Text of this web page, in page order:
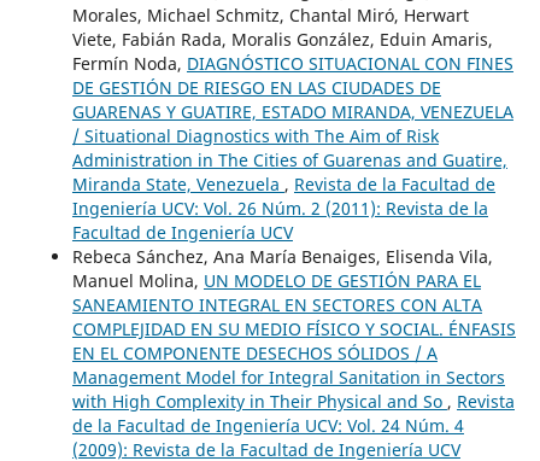
Morales, Michael Schmitz, Chantal Miró, Herwart
Viete, Fabián Rada, Moralis González, Eduin Amaris,
Fermín Noda, DIAGNÓSTICO SITUACIONAL CON FINES
DE GESTIÓN DE RIESGO EN LAS CIUDADES DE
GUARENAS Y GUATIRE, ESTADO MIRANDA, VENEZUELA
/ Situational Diagnostics with The Aim of Risk
Administration in The Cities of Guarenas and Guatire,
Miranda State, Venezuela , Revista de la Facultad de
Ingeniería UCV: Vol. 26 Núm. 2 (2011): Revista de la
Facultad de Ingeniería UCV
Rebeca Sánchez, Ana María Benaiges, Elisenda Vila,
Manuel Molina, UN MODELO DE GESTIÓN PARA EL
SANEAMIENTO INTEGRAL EN SECTORES CON ALTA
COMPLEJIDAD EN SU MEDIO FÍSICO Y SOCIAL. ÉNFASIS
EN EL COMPONENTE DESECHOS SÓLIDOS / A
Management Model for Integral Sanitation in Sectors
with High Complexity in Their Physical and So , Revista
de la Facultad de Ingeniería UCV: Vol. 24 Núm. 4
(2009): Revista de la Facultad de Ingeniería UCV